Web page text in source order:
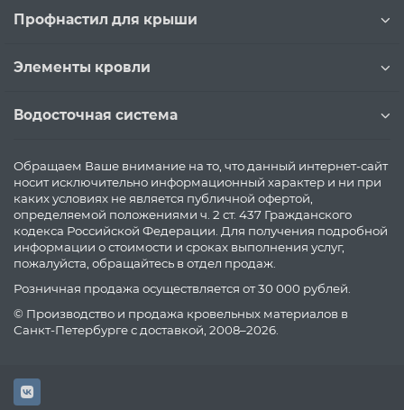
Профнастил для крыши
Элементы кровли
Водосточная система
Обращаем Ваше внимание на то, что данный интернет-сайт
носит исключительно информационный характер и ни при
каких условиях не является публичной офертой,
определяемой положениями ч. 2 ст. 437 Гражданского
кодекса Российской Федерации. Для получения подробной
информации о стоимости и сроках выполнения услуг,
пожалуйста, обращайтесь в отдел продаж.
Розничная продажа осуществляется от 30 000 рублей.
© Производство и продажа кровельных материалов в
Санкт-Петербурге с доставкой, 2008–2026.